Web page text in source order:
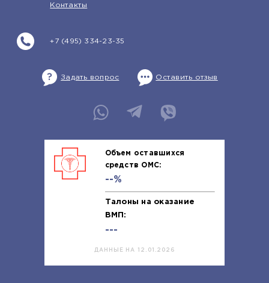
+7 (495) 334-23-35
Контакты
Задать вопрос Оставить отзыв
Объем оставшихся
средств ОМС:
--%
Талоны на оказание
ВМП:
---
ДАННЫЕ НА 12.01.2026